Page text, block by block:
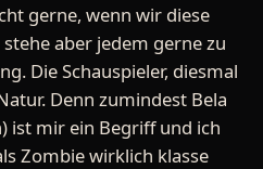
gerne, wenn wir diese
aber jedem gerne zu
Die Schauspieler, diesmal
Denn zumindest Bela
ist mir ein Begriff und ich
Zombie wirklich klasse